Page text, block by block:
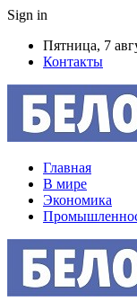
Sign in
Пятница, 7
Контакты
Главная
В мире
Экономика